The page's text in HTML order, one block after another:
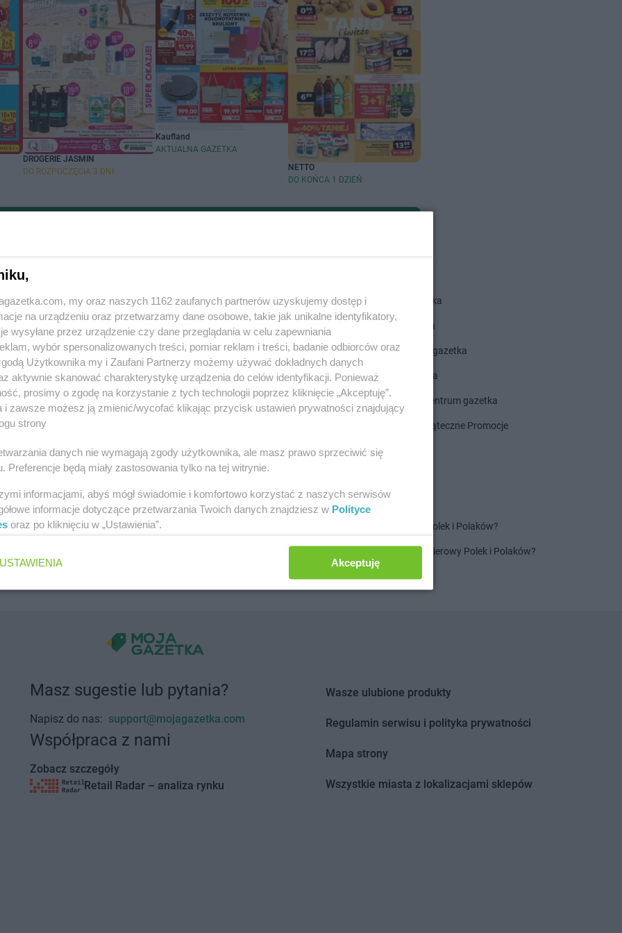
DROGERIE JASMIN
DO ROZPOCZĘCIA 3 DNI
Kaufland
AKTUALNA GAZETKA
NETTO
DO KOŃCA 1 DZIEŃ
Biedronka gazetka
Lidl gazetka
Kaufland gazetka
PEPCO gazetka
Netto gazetka
Action gazetka
ALDI gazetka
ROSSMANN gazetka
Dealz gazetka
Delikatesy Centrum gazetka
Gazetka Świąteczne Promocje
Jakie są ulubione płatki owsiane Polek i Polaków? Jaki jest ulubiony szampon Polek i Polaków?
Jaki jest ulubiony ręcznik papierowy Polek i Polaków?
Masz sugestie lub pytania?
Napisz do nas: support@mojagazetka.com
Współpraca z nami
Zobacz szczegóły
Retail Radar – analiza rynku
Wasze ulubione produkty
Regulamin serwisu i polityka prywatności
Mapa strony
Wszystkie miasta z lokalizacjami sklepów
my oraz naszych 1162 zaufanych partnerów uzyskujemy dostęp i
na urządzeniu oraz przetwarzamy dane osobowe, takie jak unikalne identyfikatory,
wysyłane przez urządzenie czy dane przeglądania w celu zapewniania
wybór spersonalizowanych treści, pomiar reklam i treści, badanie odbiorców oraz
Użytkownika my i Zaufani Partnerzy możemy używać dokładnych danych
aktywnie skanować charakterystykę urządzenia do celów identyfikacji. Ponieważ
prosimy o zgodę na korzystanie z tych technologii poprzez kliknięcie „Akceptuję”.
i zawsze możesz ją zmienić/wycofać klikając przycisk ustawień prywatności znajdujący
strony
danych nie wymagają zgody użytkownika, ale masz prawo sprzeciwić się
Preferencje będą miały zastosowania tylko na tej witrynie.
informacjami, abyś mógł świadomie i komfortowo korzystać z naszych serwisów
informacje dotyczące przetwarzania Twoich danych znajdziesz w Polityce
oraz po kliknięciu w „Ustawienia”.
USTAWIENIA Akceptuję